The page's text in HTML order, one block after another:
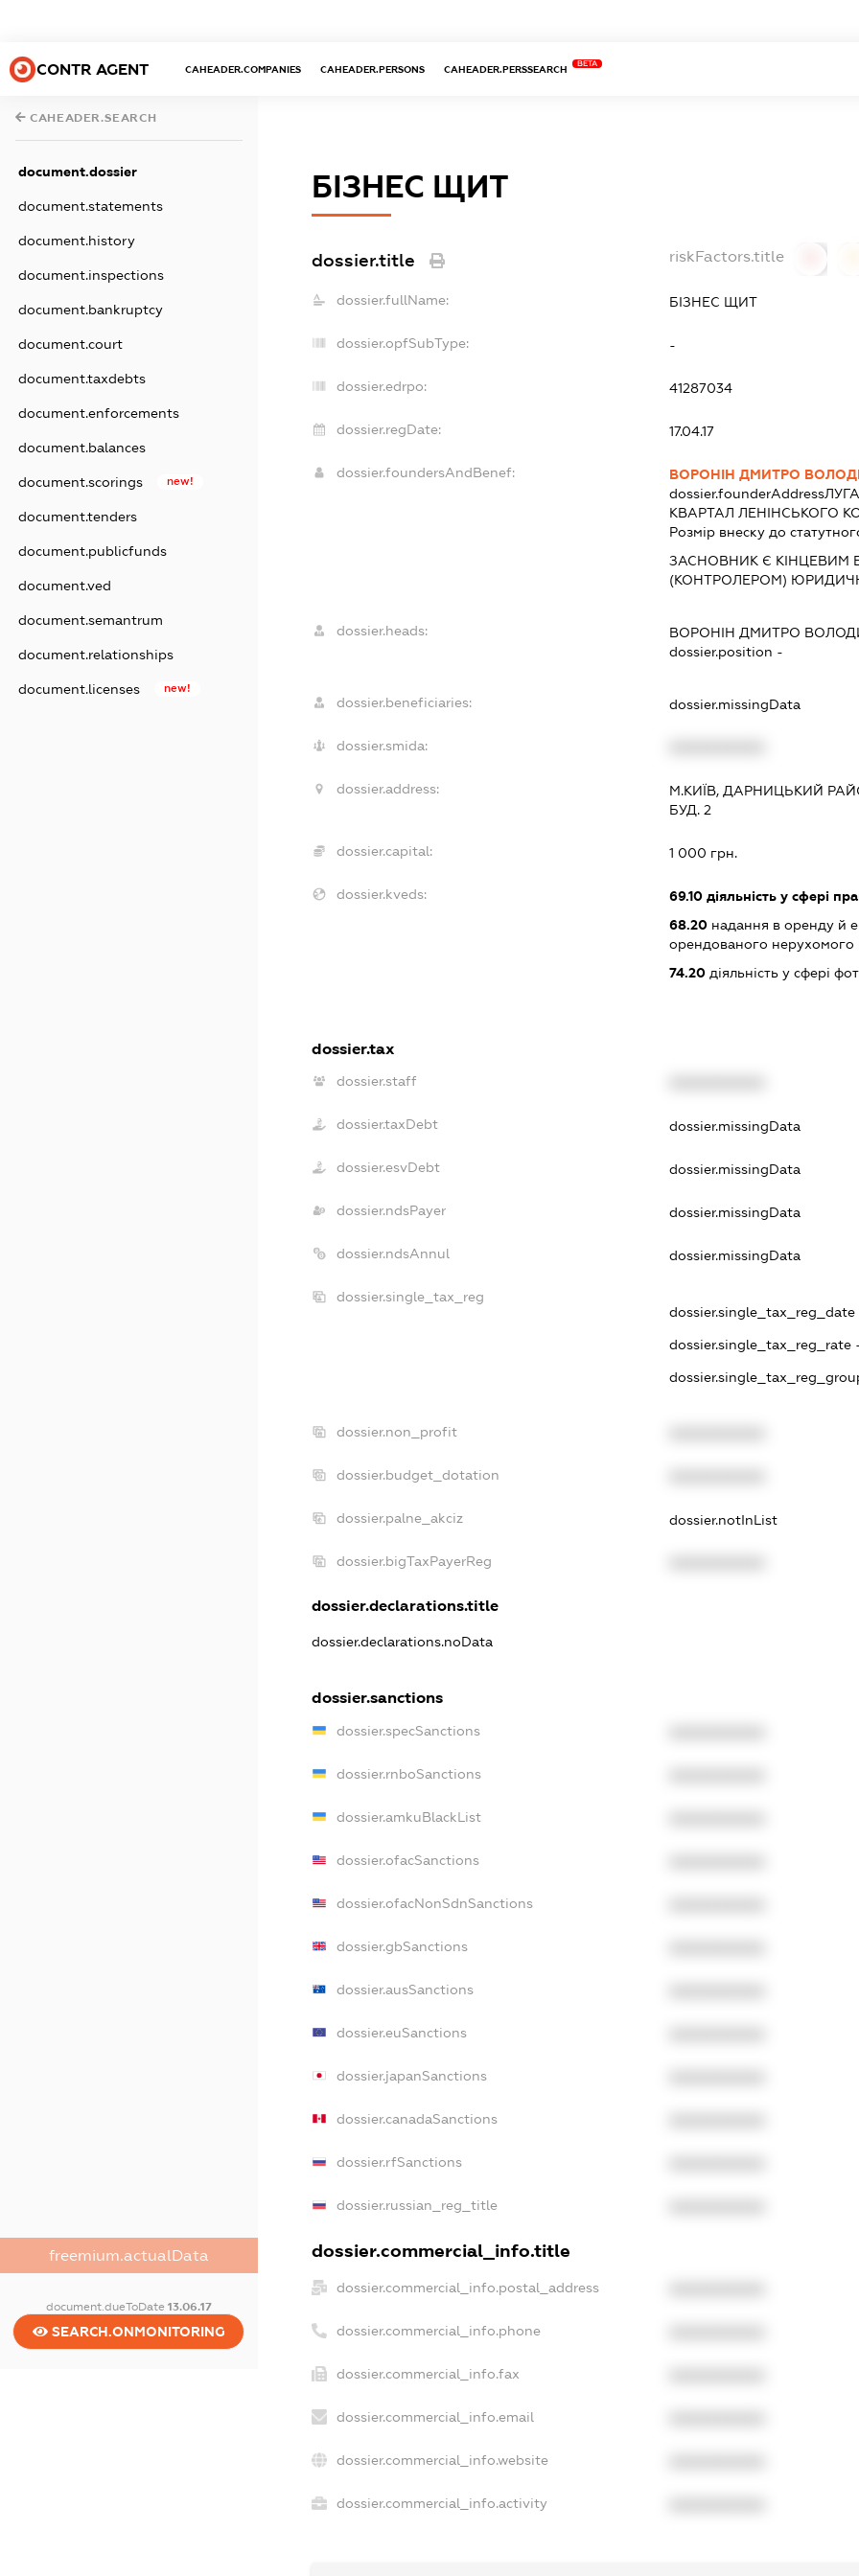
CONTR AGENT CAHEADER.COMPANIES CAHEADER.PERSONS CAHEADER.PERSSEARCH
BETA
CAHEADER.SEARCH
document.dossier
document.statements
document.history
document.inspections
document.bankruptcy
document.court
document.taxdebts
document.enforcements
document.balances
document.scorings new!
document.tenders
document.publicfunds
document.ved
document.semantrum
document.relationships
document.licenses new!
freemium.actualData
document.dueToDate 13.06.17
SEARCH.ONMONITORING
БІЗНЕС ЩИТ
dossier.title riskFactors.title
dossier.fullName: БІЗНЕС ЩИТ
dossier.opfSubType: -
dossier.edrpo: 41287034
dossier.regDate: 17.04.17
dossier.foundersAndBenef:
ВОРОНІН ДМИТРО
dossier.founderAddress
КВАРТАЛ ЛЕНІНСЬКОГО
Розмір внеску до
ЗАСНОВНИК Є КІНЦЕВИМ
(КОНТРОЛЕРОМ)
dossier.heads: ВОРОНІН ДМИТРО
dossier.position -
dossier.beneficiaries: dossier.missingData
dossier.smida:
dossier.address:
М.КИЇВ, ДАРНИЦЬКИЙ
БУД. 2
dossier.capital: 1 000 грн.
dossier.kveds: 69.10діяльність у сфері
68.20надання в оренду й
орендованого нерухомого
74.20діяльність у сфері
dossier.tax
dossier.staff
dossier.taxDebt dossier.missingData
dossier.esvDebt dossier.missingData
dossier.ndsPayer dossier.missingData
dossier.ndsAnnul dossier.missingData
dossier.single_tax_reg
dossier.single_tax_reg_date -
dossier.single_tax_reg_rate
dossier.non_profit
dossier.budget_dotation
dossier.palne_akciz dossier.notInList
dossier.bigTaxPayerReg
dossier.declarations.title
dossier.declarations.noData
dossier.sanctions
dossier.specSanctions
dossier.rnboSanctions
dossier.amkuBlackList
dossier.ofacSanctions
dossier.ofacNonSdnSanctions
dossier.gbSanctions
dossier.ausSanctions
dossier.euSanctions
dossier.japanSanctions
dossier.canadaSanctions
dossier.rfSanctions
dossier.russian_reg_title
dossier.commercial_info.title
dossier.commercial_info.postal_address
dossier.commercial_info.phone
dossier.commercial_info.fax
dossier.commercial_info.email
dossier.commercial_info.website
dossier.commercial_info.activity